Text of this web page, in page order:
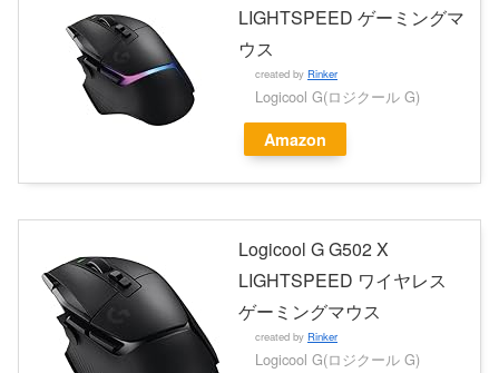
LIGHTSPEED ゲーミングマ
ウス
created by Rinker
Logicool G(ロジクール G)
Amazon
Logicool G G502 X
LIGHTSPEED ワイヤレス
ゲーミングマウス
created by Rinker
Logicool G(ロジクール G)